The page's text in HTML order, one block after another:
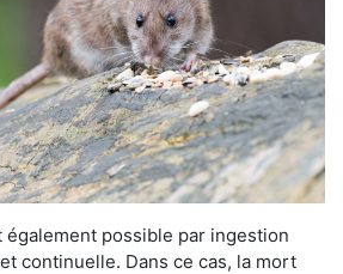
possible par ingestion
continuelle. Dans ce cas, la mort